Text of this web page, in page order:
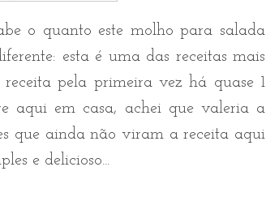
o quanto este molho para salada
esta é uma das receitas mais
pela primeira vez há quase 1
aqui em casa, achei que valeria a
que ainda não viram a receita aqui
e delicioso...